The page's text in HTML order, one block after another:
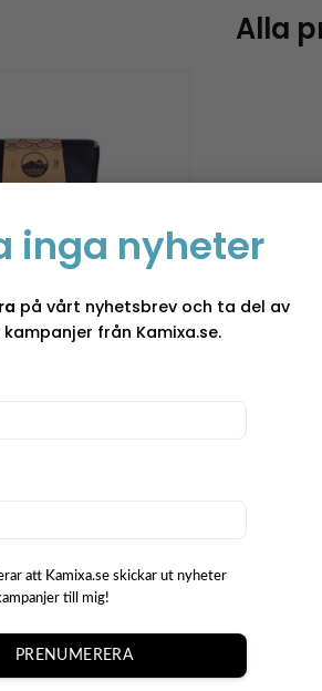
inga nyheter
på vårt nyhetsbrev och ta del av
från Kamixa.se.
att Kamixa.se skickar ut nyheter
till mig!
PRENUMERERA
Alla
– medium –
+